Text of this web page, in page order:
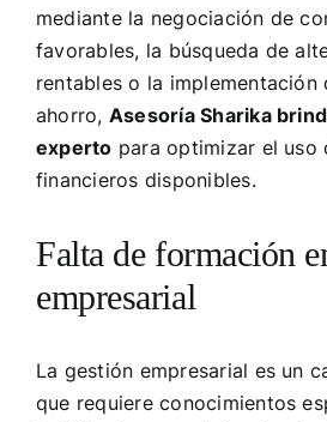
mediante la negociación de
favorables, la búsqueda de
rentables o la implementación
ahorro, Asesoría Sharika
experto para optimizar el uso
financieros disponibles.
Falta de formación
empresarial
La gestión empresarial es un
que requiere conocimientos